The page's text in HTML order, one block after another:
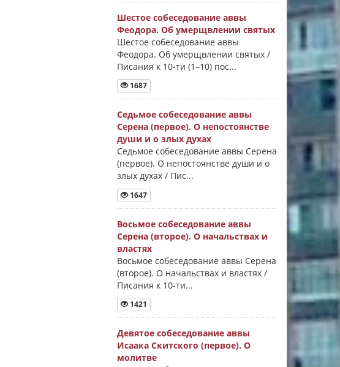
Шестое собеседование аввы
Феодора. Об умерщвлении святых
Шестое собеседование аввы
Феодора. Об умерщвлении святых /
Писания к 10-ти (1–10) пос...
1687
Седьмое собеседование аввы
Серена (первое). О непостоянстве
души и о злых духах
Седьмое собеседование аввы Серена
(первое). О непостоянстве души и о
злых духах / Пис...
1647
Восьмое собеседование аввы
Серена (второе). О начальствах и
властях
Восьмое собеседование аввы Серена
(второе). О начальствах и властях /
Писания к 10-ти...
1421
Девятое собеседование аввы
Исаака Скитского (первое). О
молитве